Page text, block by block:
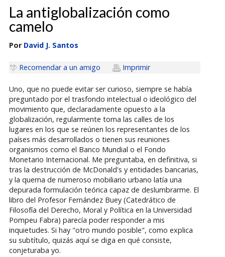
La antiglobalización como
camelo
Por David J. Santos
Recomendar a un amigo Imprimir
Uno, que no puede evitar ser curioso, siempre se había
preguntado por el trasfondo intelectual o ideológico del
movimiento que, declaradamente opuesto a la
globalización, regularmente toma las calles de los
lugares en los que se reúnen los representantes de los
países más desarrollados o tienen sus reuniones
organismos como el Banco Mundial o el Fondo
Monetario Internacional. Me preguntaba, en definitiva, si
tras la destrucción de McDonald's y entidades bancarias,
y la quema de numeroso mobiliario urbano latía una
depurada formulación teórica capaz de deslumbrarme. El
libro del Profesor Fernández Buey (Catedrático de
Filosofía del Derecho, Moral y Política en la Universidad
Pompeu Fabra) parecía poder responder a mis
inquietudes. Si hay "otro mundo posible", como explica
su subtítulo, quizás aquí se diga en qué consiste,
conjeturaba yo.